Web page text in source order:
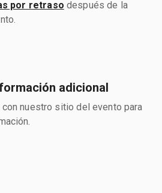
por retraso después de la
adicional
nuestro sitio del evento para